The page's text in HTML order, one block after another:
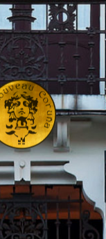
ART-
NOUVEAU
CORUÑA